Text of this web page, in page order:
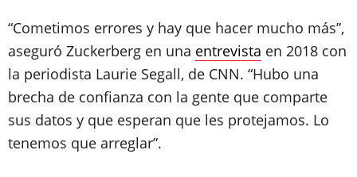
“Cometimos errores y hay que hacer mucho más”,
aseguró Zuckerberg en una entrevista en 2018 con
la periodista Laurie Segall, de CNN. “Hubo una
brecha de confianza con la gente que comparte
sus datos y que esperan que les protejamos. Lo
tenemos que arreglar”.